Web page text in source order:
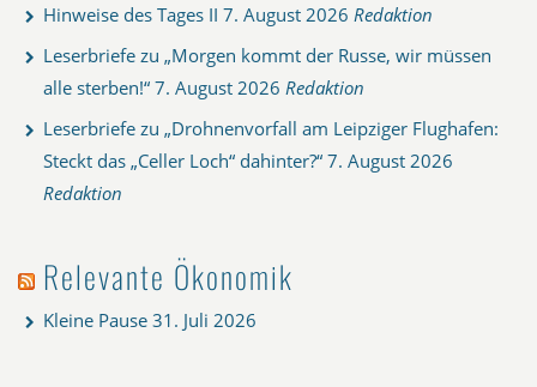
Hinweise des Tages II 7. August 2026 Redaktion
Leserbriefe zu „Morgen kommt der Russe, wir müssen
alle sterben!“ 7. August 2026 Redaktion
Leserbriefe zu „Drohnenvorfall am Leipziger Flughafen:
Steckt das „Celler Loch“ dahinter?“ 7. August 2026
Redaktion
Relevante Ökonomik
Kleine Pause 31. Juli 2026